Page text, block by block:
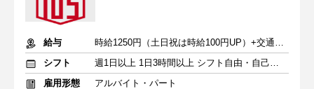
給与
時給1250円（土日祝は時給100円UP）+交通費支給
シフト
週1日以上 1日3時間以上 シフト自由・自己申告
雇用形態
アルバイト・パート